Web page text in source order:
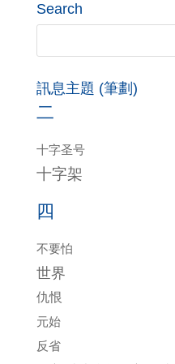
Search
訊息主題 (筆劃)
二
十字圣号
十字架
四
不要怕
世界
仇恨
元始
反省